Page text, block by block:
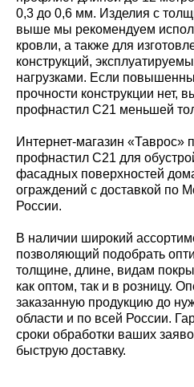
0,3 до 0,6 мм. Изделия с
выше мы рекомендуем
кровли, а также для
конструкций,
нагрузками. Если
прочности конструкции нет,
профнастил С21 меньшей
Интернет-магазин «Таврос»
профнастил С21 для
фасадных поверхностей
ограждений с доставкой по
России.
В наличии широкий
позволяющий подобрать
толщине, длине, видам
как оптом, так и в розницу.
заказанную продукцию до
области и по всей России.
сроки обработки ваших
быструю доставку.